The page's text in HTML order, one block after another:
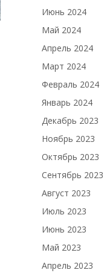
Июнь 2024
Май 2024
Апрель 2024
Март 2024
Февраль 2024
Январь 2024
Декабрь 2023
Ноябрь 2023
Октябрь 2023
Сентябрь 2023
Август 2023
Июль 2023
Июнь 2023
Май 2023
Апрель 2023